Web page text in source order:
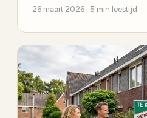
26 maart 2026 · 5 min leestijd